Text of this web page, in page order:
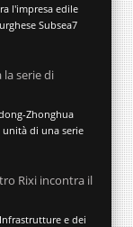
l'impresa edile
Subsea7
serie di
Zhonghua
di una serie
Rixi incontra il
e dei